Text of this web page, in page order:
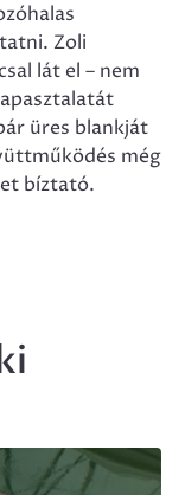
Zoli
lát el – nem
üres blankját
még
bíztató.